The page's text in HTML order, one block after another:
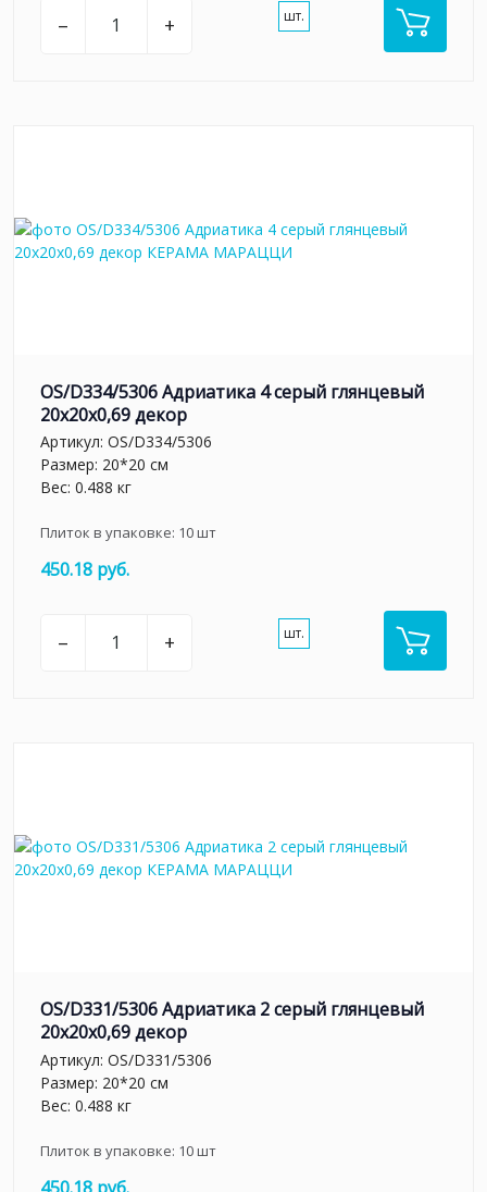
– + шт.
OS/D334/5306 Адриатика 4 серый глянцевый
20x20x0,69 декор
Артикул: OS/D334/5306
Размер: 20*20 см
Вес: 0.488 кг
Плиток в упаковке: 10шт
450.18 руб.
– + шт.
OS/D331/5306 Адриатика 2 серый глянцевый
20x20x0,69 декор
Артикул: OS/D331/5306
Размер: 20*20 см
Вес: 0.488 кг
Плиток в упаковке: 10шт